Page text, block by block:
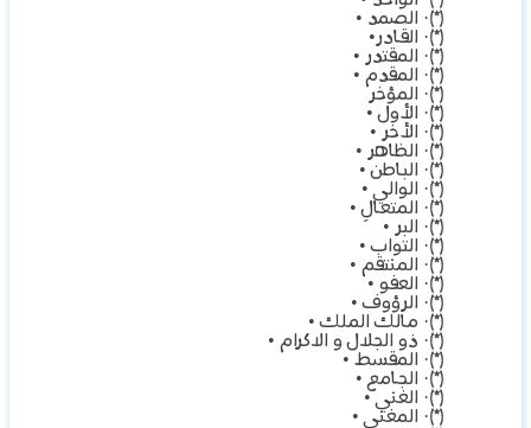
(*)· الصمد •
(*)· القادر•
(*)· المقتدر •
(*)· المقدم •
(*)· المؤخر
(*)· الأول •
(*)· الأخر •
(*)· الظاهر •
(*)· الباطن •
(*)· الوالي •
(*)· المتعالِ •
(*)· البر •
(*)· التواب •
(*)· المنتقم •
(*)· العفو •
(*)· الرؤوف •
(*)· مالك الملك •
(*)· ذو الجلال و الاكرام •
(*)· المقسط •
(*)· الجامع •
(*)· الغني •
(*)· المغني •